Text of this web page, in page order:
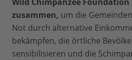
Wild Chimpanzee Foundation
zusammen, um die
Not durch alternative
bekämpfen, die örtliche
sensibilisieren und die